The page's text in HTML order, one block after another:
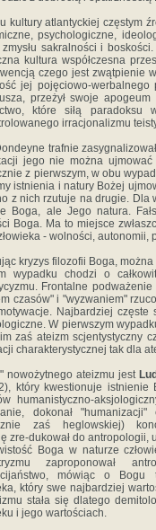
kultury atlantyckiej częstym
psychologiczne,
sakralności i
kultura współ­czesna
czego jest zwątpienie
jej pojęciowo-
przeżył swoje
które siłą paradoksu
irracjonalizmu
trafnie
jego nie można
z pierwszym, w obu
istnienia i natury Bo­żej
z nich rzutuje na drugie. Dla
Boga, ale Jego natura.
Boga. Ma to miejsce
- wolności, autonomii,
kryzys filozofii Boga,
wypadku chodzi o
Frontalne
czasów" i "wyzwaniem"
Najbardziej częste
W pierwszym
zaś ateizm scjentystyczny
charakterystycznej tak dla
nowożytnego ateizmu jest
który kwestionuje istnienie
humanistyczno-
dokonał "humanizacji"
zaś heglowskiej)
zre-dukował do antropologii,
Boga w naturze
zaproponował
mówiąc o Bogu
który swe najbardziej
stała się dlatego
i jego wartościach.